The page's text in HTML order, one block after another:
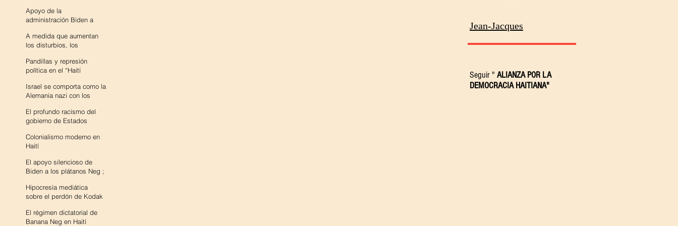
Apoyo de la
administración Biden a
A medida que aumentan
los disturbios, los
democracia esté
desapareciendo.
Pandillas y represión
política en el “Haití
Unidos”
Israel se comporta como la
Alemania nazi con los
El profundo racismo del
gobierno de Estados
Colonialismo moderno en
Haití
El apoyo silencioso de
Biden a los plátanos Neg ;
tiranía en Haití
Hipocresía mediática
sobre el perdón de Kodak
El régimen dictatorial de
Banana Neg en Haití
Jean-Jacques
Seguir " ALIANZA POR LA
DEMOCRACIA HAITIANA"